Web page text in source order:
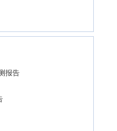
报告